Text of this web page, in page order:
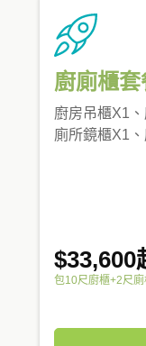
廚廁櫃套
廚房吊櫃X1
廁所鏡櫃X1
$33,600
包10尺廚櫃+2尺